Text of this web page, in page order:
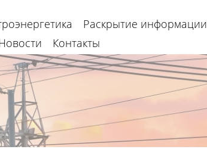
Раскрытие информации
Контакты